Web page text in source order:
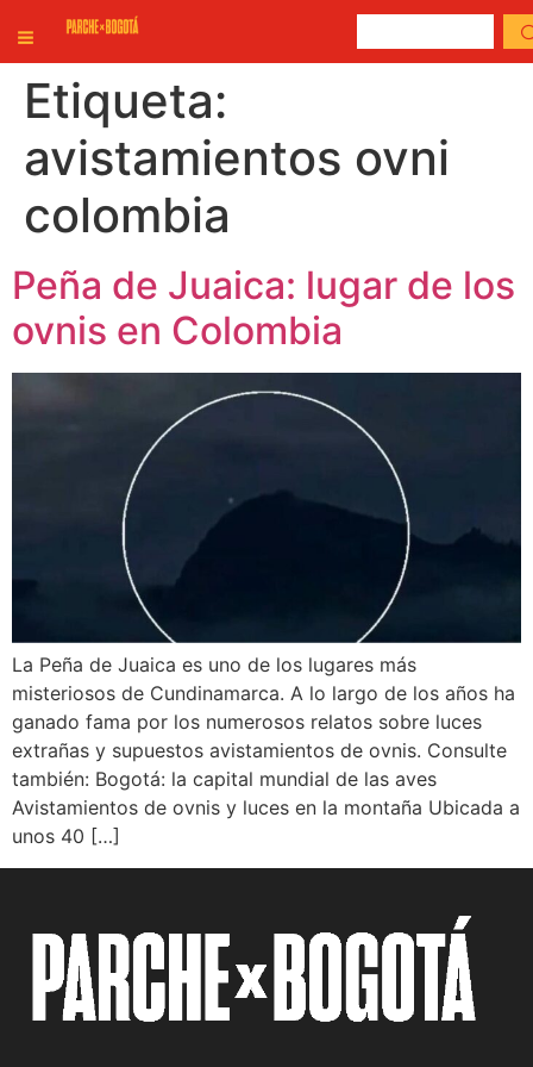
Etiqueta:
avistamientos ovni
colombia
Peña de Juaica: lugar de los
ovnis en Colombia
La Peña de Juaica es uno de los lugares más
misteriosos de Cundinamarca. A lo largo de los años ha
ganado fama por los numerosos relatos sobre luces
extrañas y supuestos avistamientos de ovnis. Consulte
también: Bogotá: la capital mundial de las aves
Avistamientos de ovnis y luces en la montaña Ubicada a
unos 40 […]